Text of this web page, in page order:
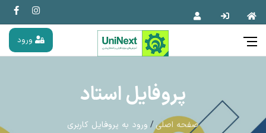
ورود
پروفایل استاد
صفحه اصلی ورود به پروفایل کاربری